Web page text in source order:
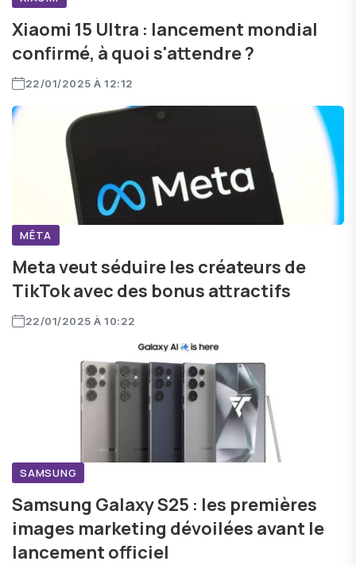
Xiaomi 15 Ultra : lancement mondial
confirmé, à quoi s'attendre ?
22/01/2025 À 12:12
MÊTA
Meta veut séduire les créateurs de
TikTok avec des bonus attractifs
22/01/2025 À 10:22
SAMSUNG
Samsung Galaxy S25 : les premières
images marketing dévoilées avant le
lancement officiel